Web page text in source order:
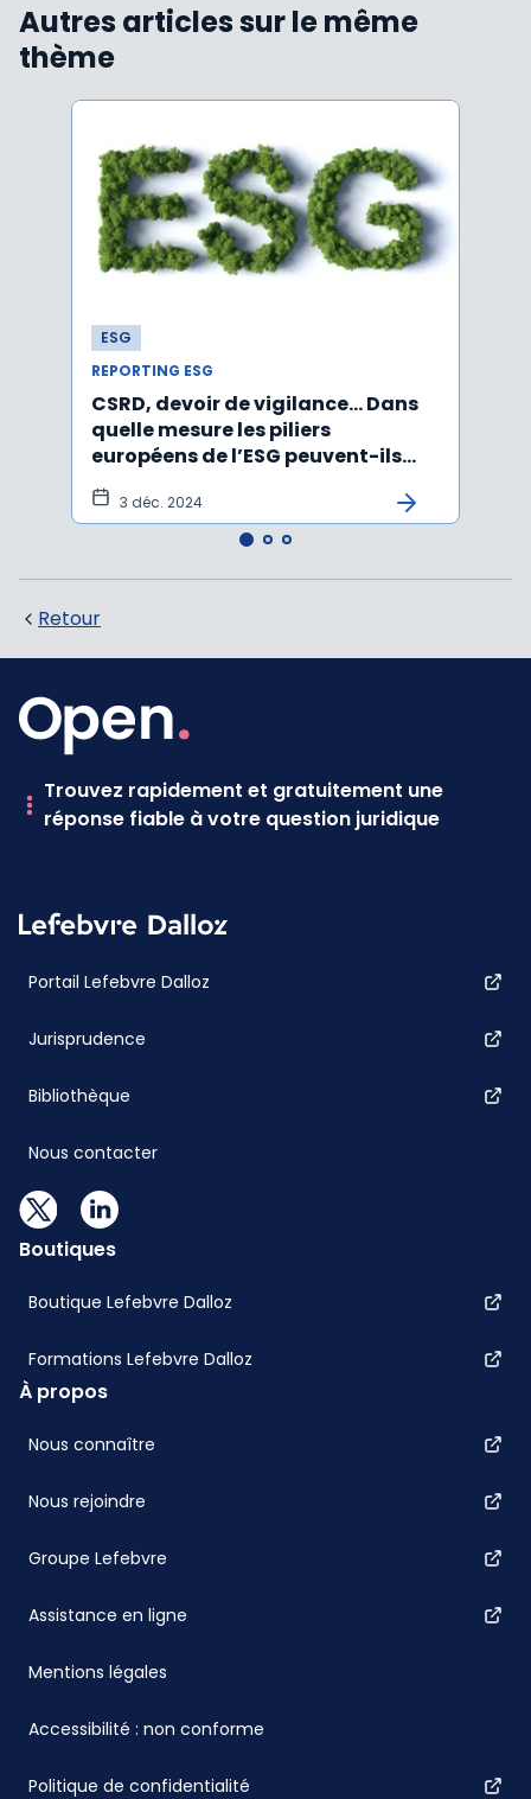
Autres articles sur le même
thème
ESG
REPORTING ESG
CSRD, devoir de vigilance… Dans
quelle mesure les piliers
européens de l’ESG peuvent-ils
être rabotés ?
3 déc. 2024
Retour
Trouvez rapidement et gratuitement une
réponse fiable à votre question juridique
Portail Lefebvre Dalloz
Jurisprudence
Bibliothèque
Nous contacter
Boutiques
Boutique Lefebvre Dalloz
Formations Lefebvre Dalloz
À propos
Nous connaître
Nous rejoindre
Groupe Lefebvre
Assistance en ligne
Mentions légales
Accessibilité : non conforme
Politique de confidentialité